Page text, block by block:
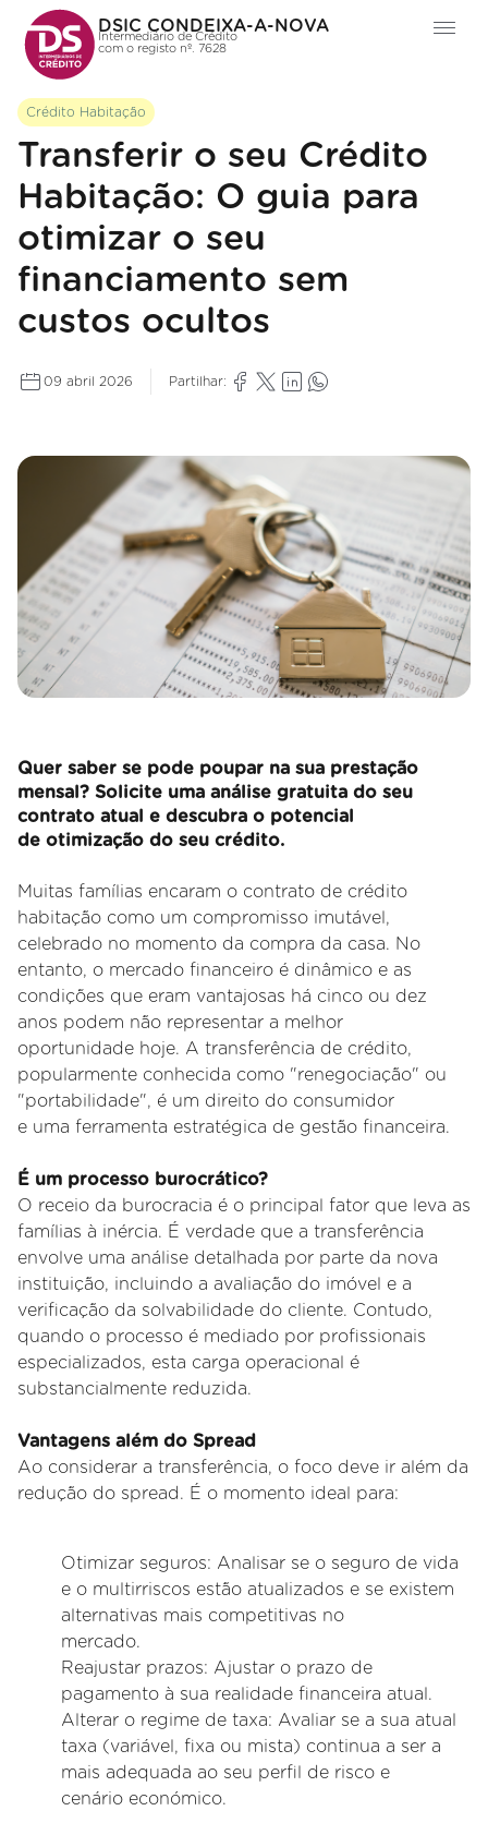
DSIC CONDEIXA-A-NOVA
Intermediário de Crédito
com o registo nº. 7628
Crédito Habitação
Transferir o seu Crédito
Habitação: O guia para
otimizar o seu
financiamento sem
custos ocultos
09 abril 2026 Partilhar:
Quer saber se pode poupar na sua prestação
mensal? Solicite uma análise gratuita do seu
contrato atual e descubra o potencial
de otimização do seu crédito.
Muitas famílias encaram o contrato de crédito
habitação como um compromisso imutável,
celebrado no momento da compra da casa. No
entanto, o mercado financeiro é dinâmico e as
condições que eram vantajosas há cinco ou dez
anos podem não representar a melhor
oportunidade hoje. A transferência de crédito,
popularmente conhecida como "renegociação" ou
"portabilidade", é um direito do consumidor
e uma ferramenta estratégica de gestão financeira.
É um processo burocrático?
O receio da burocracia é o principal fator que leva as
famílias à inércia. É verdade que a transferência
envolve uma análise detalhada por parte da nova
instituição, incluindo a avaliação do imóvel e a
verificação da solvabilidade do cliente. Contudo,
quando o processo é mediado por profissionais
especializados, esta carga operacional é
substancialmente reduzida.
Vantagens além do Spread
Ao considerar a transferência, o foco deve ir além da
redução do spread. É o momento ideal para:
Otimizar seguros: Analisar se o seguro de vida
e o multirriscos estão atualizados e se existem
alternativas mais competitivas no
mercado.
Reajustar prazos: Ajustar o prazo de
pagamento à sua realidade financeira atual.
Alterar o regime de taxa: Avaliar se a sua atual
taxa (variável, fixa ou mista) continua a ser a
mais adequada ao seu perfil de risco e
cenário económico.